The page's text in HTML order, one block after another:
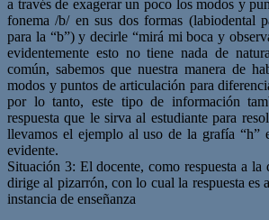
a través de exagerar un poco los modos y
fonema /b/ en sus dos formas (labiodental
para la “b”) y decirle “mirá mi boca y
evidentemente esto no tiene nada de
común, sabemos que nuestra manera de
modos y puntos de articulación para
por lo tanto, este tipo de información
respuesta que le sirva al estudiante para
llevamos el ejemplo al uso de la grafía “h”
evidente.
Situación 3: El docente, como respuesta a la
dirige al pizarrón, con lo cual la respuesta es
instancia de enseñanza